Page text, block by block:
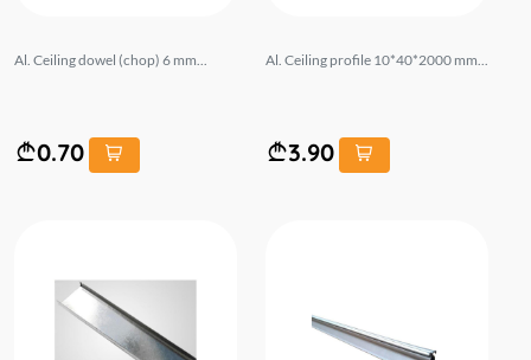
Al. Ceiling dowel (chop) 6 mm...
0.70
Al. Ceiling profile 10*40*2000 mm...
3.90